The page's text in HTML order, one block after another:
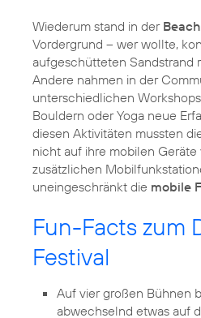
Wiederum stand in der
Vordergrund – wer wollte,
aufgeschütteten Sandstrand
Andere nahmen in der
unterschiedlichen
Bouldern oder Yoga neue
diesen Aktivitäten mussten
nicht auf ihre mobilen
zusätzlichen
uneingeschränkt die mobile
Fun-Facts zum
Festival
Auf vier großen Bühnen
abwechselnd etwas auf